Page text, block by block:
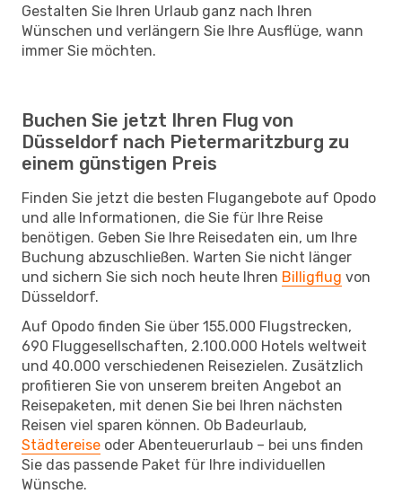
Gestalten Sie Ihren Urlaub ganz nach Ihren
Wünschen und verlängern Sie Ihre Ausflüge, wann
immer Sie möchten.
Buchen Sie jetzt Ihren Flug von
Düsseldorf nach Pietermaritzburg zu
einem günstigen Preis
Finden Sie jetzt die besten Flugangebote auf Opodo
und alle Informationen, die Sie für Ihre Reise
benötigen. Geben Sie Ihre Reisedaten ein, um Ihre
Buchung abzuschließen. Warten Sie nicht länger
und sichern Sie sich noch heute Ihren Billigflug von
Düsseldorf.
Auf Opodo finden Sie über 155.000 Flugstrecken,
690 Fluggesellschaften, 2.100.000 Hotels weltweit
und 40.000 verschiedenen Reisezielen. Zusätzlich
profitieren Sie von unserem breiten Angebot an
Reisepaketen, mit denen Sie bei Ihren nächsten
Reisen viel sparen können. Ob Badeurlaub,
Städtereise oder Abenteuerurlaub – bei uns finden
Sie das passende Paket für Ihre individuellen
Wünsche.